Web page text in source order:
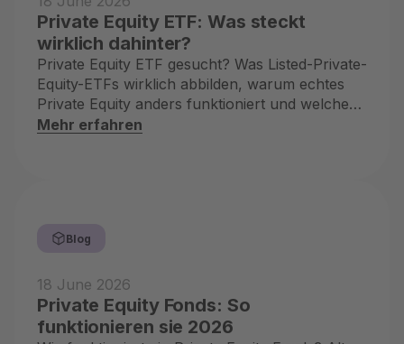
Private Equity ETF: Was steckt
wirklich dahinter?
Private Equity ETF gesucht? Was Listed-Private-
Equity-ETFs wirklich abbilden, warum echtes
Private Equity anders funktioniert und welcher
Weg Dir bleibt.
Mehr erfahren
Blog
18 June 2026
Private Equity Fonds: So
funktionieren sie 2026